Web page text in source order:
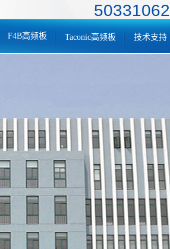
50331062
F4B高频板 Taconic高频板 技术支持